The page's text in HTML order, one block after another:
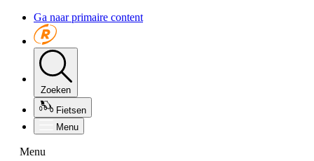
Ga naar primaire content
Zoeken
Fietsen
Menu
Menu